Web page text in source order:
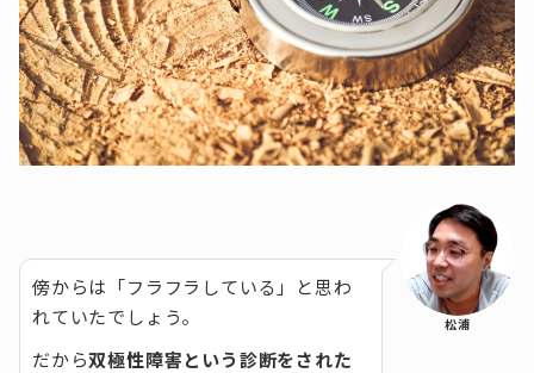
傍からは「フラフラしている」と思わ
れていたでしょう。
だから双極性障害という診断をされた
松浦